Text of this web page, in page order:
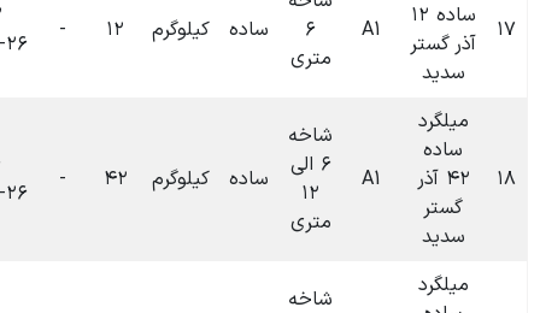
۶
ساده کیلوگرم ۱۲ -
۰۹:۳۲
۱۴۰۴-۰۶-۲۶
تومان
۶ الی
۱۲
ساده کیلوگرم ۴۲ -
۰۹:۲۶
۱۴۰۴-۰۶-۲۶
تومان